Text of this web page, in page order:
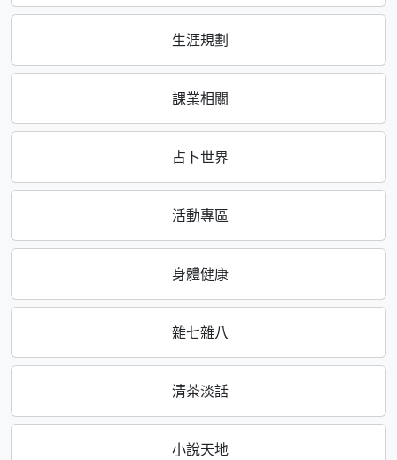
生涯規劃
課業相關
占卜世界
活動專區
身體健康
雜七雜八
清茶淡話
小說天地